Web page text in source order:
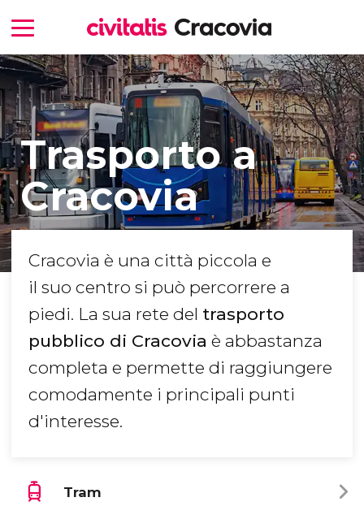
Trasporto a
Cracovia
Cracovia è una città piccola e
il suo centro si può percorrere a
piedi. La sua rete del trasporto
pubblico di Cracovia è abbastanza
completa e permette di raggiungere
comodamente i principali punti
d'interesse.
Tram